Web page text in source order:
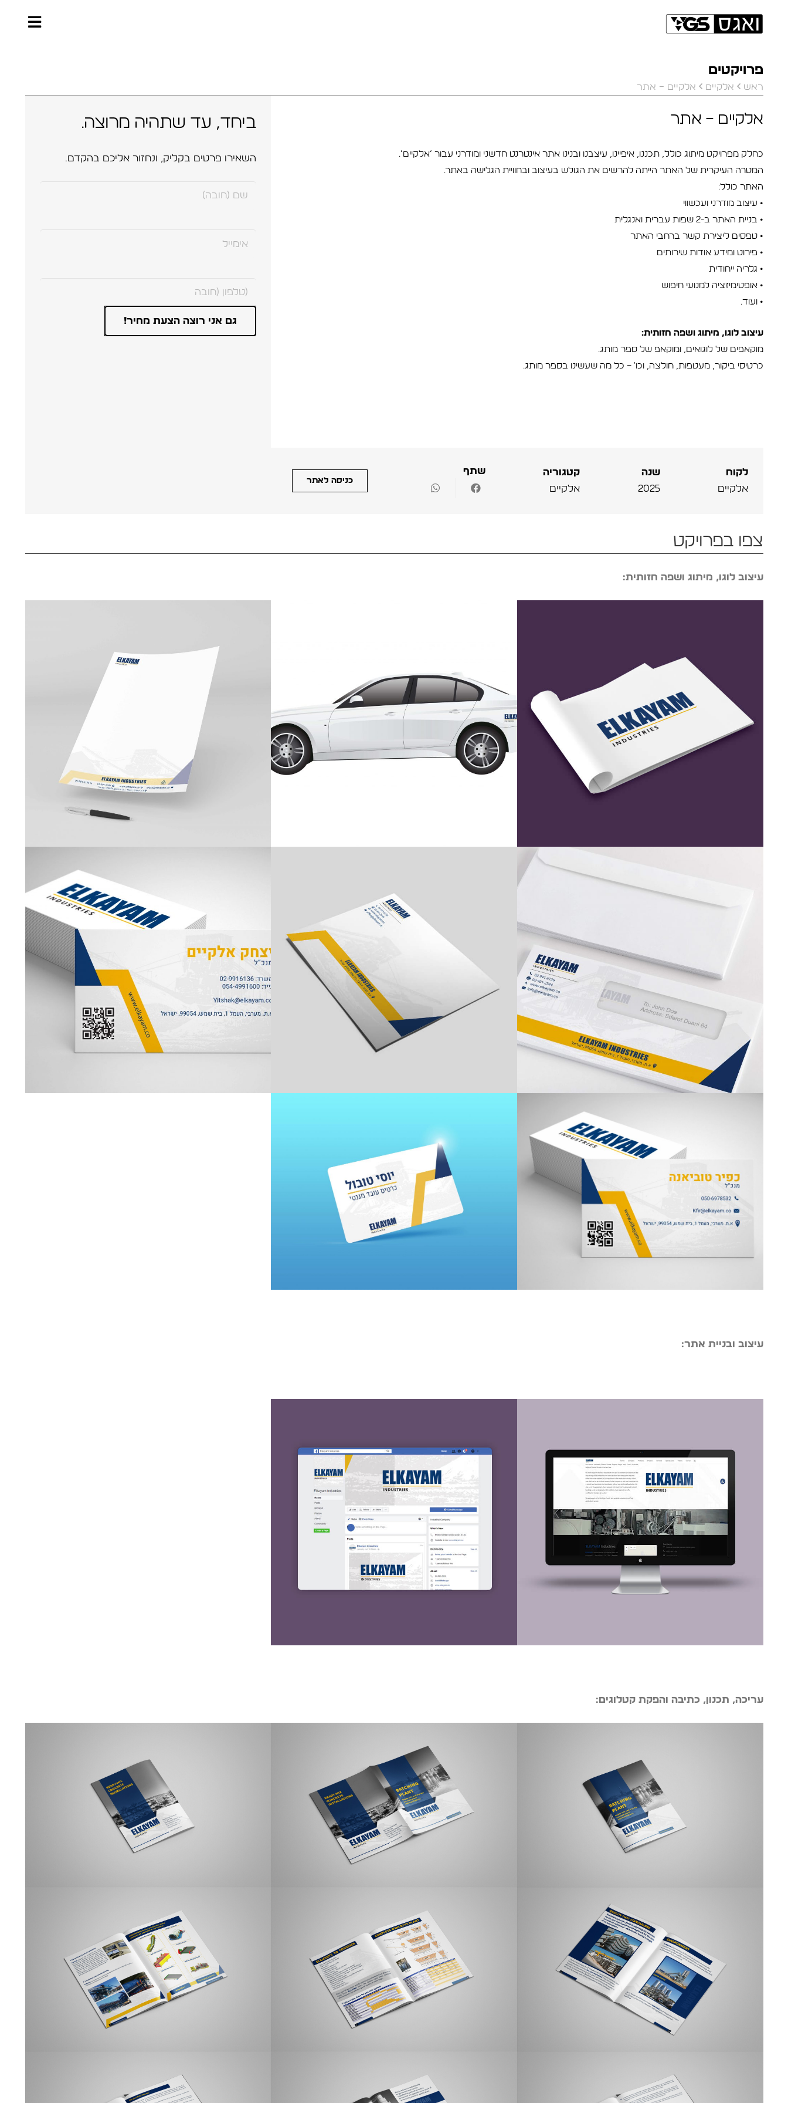
פרויקטים
ראש אלקיים אלקיים – אתר
אלקיים – אתר
כחלק מפרויקט מיתוג כולל, תכננו, איפיינו, עיצבנו ובנינו אתר אינטרנט חדשני ומודרני עבור ‘אלקיים’.
המטרה העיקרית של האתר הייתה להרשים את הגולש בעיצוב ובחוויית הגלישה באתר.
האתר כולל:
• עיצוב מודרני ועכשווי
• בניית האתר ב-2 שפות עברית ואנגלית
• טפסים ליצירת קשר ברחבי האתר
• פירוט ומידע אודות שירותים
• גלריה ייחודית
• אופטימיזציה למנועי חיפוש
• ועוד…
עיצוב לוגו, מיתוג ושפה חזותית:
מוקאפים של לוגואים, ומוקאפ של ספר מותג.
כרטיסי ביקור, מעטפות, חולצה, וכו' – כל מה שעשינו בספר מותג.
לקוח
אלקיים
שנה
2025
קטגוריה
אלקיים
שתף
כניסה לאתר
ביחד, עד שתהיה מרוצה.
השאירו פרטים בקליק, ונחזור אליכם בהקדם.
צפו בפרויקט
עיצוב לוגו, מיתוג ושפה חזותית:
עיצוב ובניית אתר:
עריכה, תכנון, כתיבה והפקת קטלוגים: